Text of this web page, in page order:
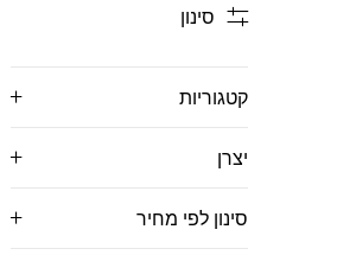
סינון
קטגוריות
יצרן
סינון לפי מחיר